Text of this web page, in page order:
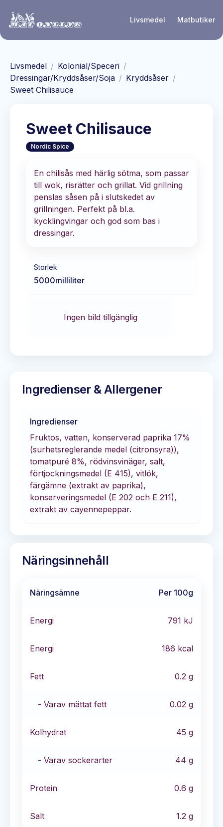
Livsmedel Matbutiker
Livsmedel / Kolonial/Speceri /
Dressingar/Kryddsåser/Soja / Kryddsåser /
Sweet Chilisauce
Sweet Chilisauce
Nordic Spice
En chilisås med härlig sötma, som passar
till wok, risrätter och grillat. Vid grillning
penslas såsen på i slutskedet av
grillningen. Perfekt på bl.a.
kycklingvingar och god som bas i
dressingar.
Storlek
5000milliliter
Ingen bild tillgänglig
Ingredienser & Allergener
Ingredienser
Fruktos, vatten, konserverad paprika 17%
(surhetsreglerande medel (citronsyra)),
tomatpuré 8%, rödvinsvinäger, salt,
förtjockningsmedel (E 415), vitlök,
färgämne (extrakt av paprika),
konserveringsmedel (E 202 och E 211),
extrakt av cayennepeppar.
Näringsinnehåll
Näringsämne Per 100g
Energi 791 kJ
Energi 186 kcal
Fett 0.2 g
- Varav mättat fett 0.02 g
Kolhydrat 45 g
- Varav sockerarter 44 g
Protein 0.6 g
Salt 1.2 g